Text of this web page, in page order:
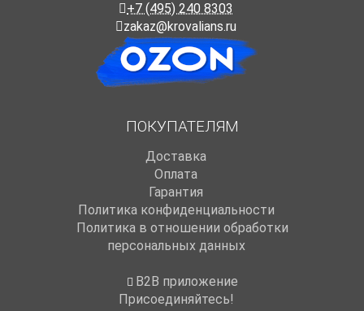
+7 (495) 240 8303
zakaz@krovalians.ru
ПОКУПАТЕЛЯМ
Доставка
Оплата
Гарантия
Политика конфиденциальности
Политика в отношении обработки
персональных данных
B2B приложение
Присоединяйтесь!